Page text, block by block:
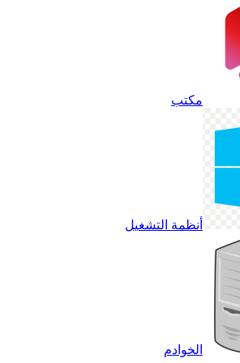
مكتب
أنظمة التشغيل
الخوادم